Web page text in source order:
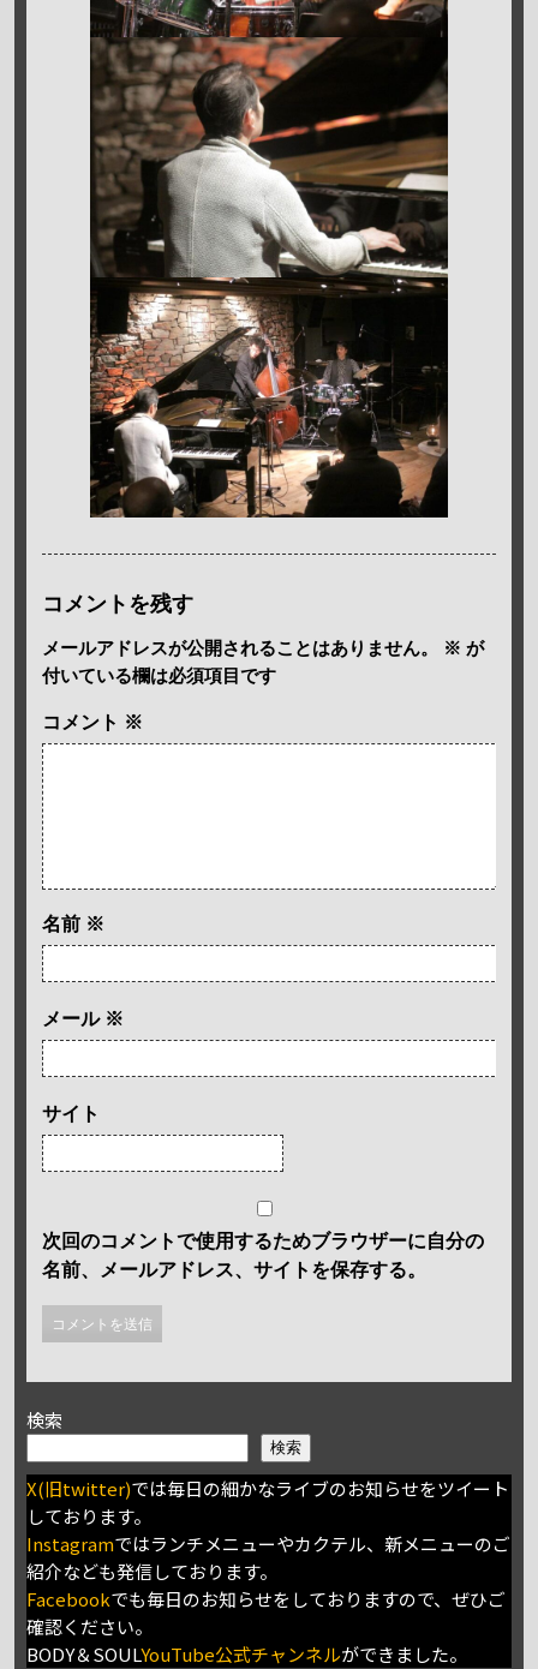
コメントを残す
メールアドレスが公開されることはありません。 ※ が
付いている欄は必須項目です
コメント ※
名前 ※
メール ※
サイト
次回のコメントで使用するためブラウザーに自分の
名前、メールアドレス、サイトを保存する。
検索
検索
X(旧twitter)では毎日の細かなライブのお知らせをツイート
しております。
Instagramではランチメニューやカクテル、新メニューのご
紹介なども発信しております。
Facebookでも毎日のお知らせをしておりますので、ぜひご
確認ください。
BODY＆SOULYouTube公式チャンネルができました。